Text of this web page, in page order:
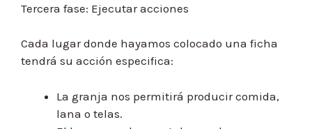
Tercera fase: Ejecutar acciones
Cada lugar donde hayamos colocado una ficha
tendrá su acción especifica:
La granja nos permitirá producir comida,
lana o telas.